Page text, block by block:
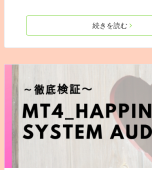
続きを読む